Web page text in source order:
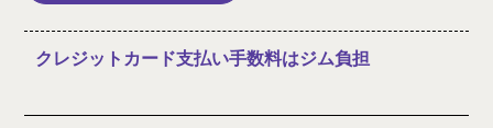
クレジットカード支払い手数料はジム負担